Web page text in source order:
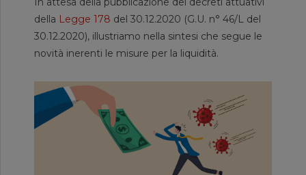
della Legge 178 del 30.12.2020 (G.U. n° 46/L del
30.12.2020), illustriamo nella sintesi che segue le
novità inerenti le misure per la liquidità.